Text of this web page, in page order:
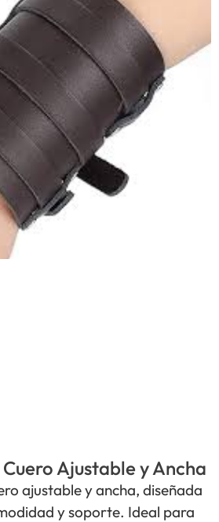
Ajustable y Ancha
ajustable y ancha, diseñada
y soporte. Ideal para